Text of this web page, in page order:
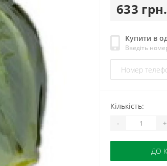
633 грн.
Купити в
Введіть
Кількість:
- +
ДО